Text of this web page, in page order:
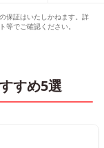
保証はいたしかねます。詳
でご確認ください。
すめ5選